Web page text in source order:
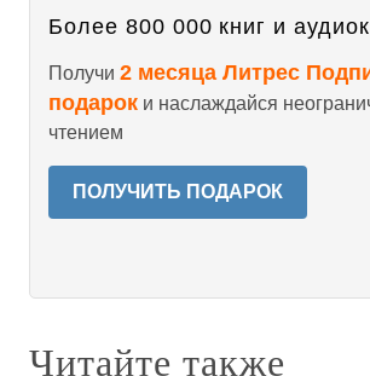
Более 800 000 книг и
Получи 2 месяца Литрес
подарок и наслаждайся
чтением
ПОЛУЧИТЬ ПОДАРОК
Читайте также